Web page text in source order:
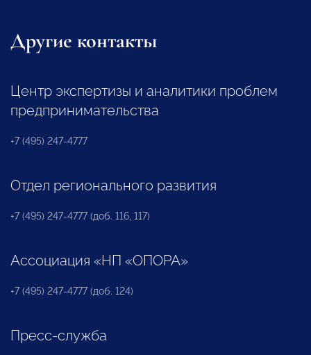
Другие контакты
Центр экспертизы и аналитики проблем
предпринимательства
+7 (495) 247-4777
Отдел регионального развития
+7 (495) 247-4777 (доб. 116, 117)
Ассоциация «НП «ОПОРА»
+7 (495) 247-4777 (доб. 124)
Пресс-служба